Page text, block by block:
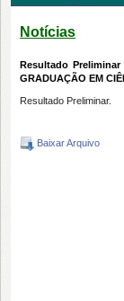
Notícias
Resultado Preliminar
GRADUAÇÃO EM
Resultado Preliminar.
Baixar Arquivo